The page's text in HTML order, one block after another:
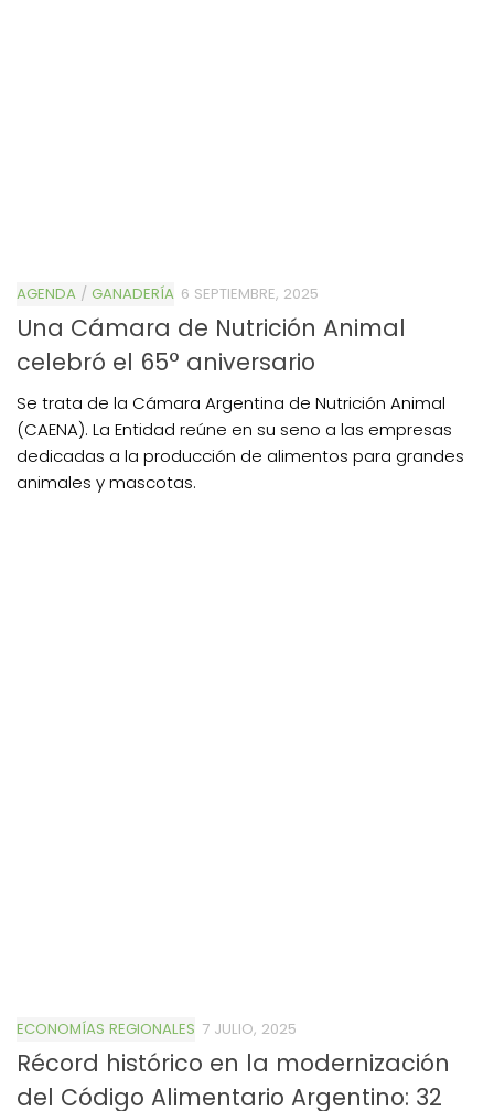
AGENDA / GANADERÍA 6 SEPTIEMBRE, 2025
Una Cámara de Nutrición Animal
celebró el 65° aniversario
Se trata de la Cámara Argentina de Nutrición Animal
(CAENA). La Entidad reúne en su seno a las empresas
dedicadas a la producción de alimentos para grandes
animales y mascotas.
ECONOMÍAS REGIONALES 7 JULIO, 2025
Récord histórico en la modernización
del Código Alimentario Argentino: 32